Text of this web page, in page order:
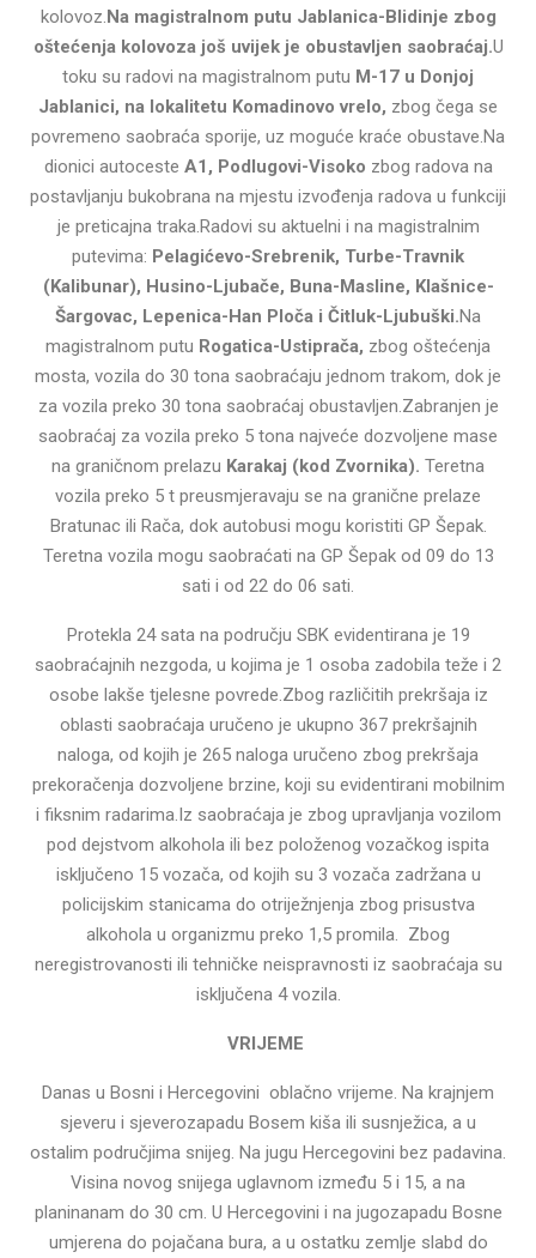
kolovoz. Na magistralnom putu Jablanica-Blidinje zbog
oštećenja kolovoza još uvijek je obustavljen saobraćaj.U
toku su radovi na magistralnom putu M-17 u Donjoj
Jablanici, na lokalitetu Komadinovo vrelo, zbog čega se
povremeno saobraća sporije, uz moguće kraće obustave.Na
dionici autoceste A1, Podlugovi-Visoko zbog radova na
postavljanju bukobrana na mjestu izvođenja radova u funkciji
je preticajna traka.Radovi su aktuelni i na magistralnim
putevima: Pelagićevo-Srebrenik, Turbe-Travnik
(Kalibunar), Husino-Ljubače, Buna-Masline, Klašnice-
Šargovac, Lepenica-Han Ploča i Čitluk-Ljubuški.Na
magistralnom putu Rogatica-Ustiprača, zbog oštećenja
mosta, vozila do 30 tona saobraćaju jednom trakom, dok je
za vozila preko 30 tona saobraćaj obustavljen.Zabranjen je
saobraćaj za vozila preko 5 tona najveće dozvoljene mase
na graničnom prelazu Karakaj (kod Zvornika). Teretna
vozila preko 5 t preusmjeravaju se na granične prelaze
Bratunac ili Rača, dok autobusi mogu koristiti GP Šepak.
Teretna vozila mogu saobraćati na GP Šepak od 09 do 13
sati i od 22 do 06 sati.
Protekla 24 sata na području SBK evidentirana je 19
saobraćajnih nezgoda, u kojima je 1 osoba zadobila teže i 2
osobe lakše tjelesne povrede.Zbog različitih prekršaja iz
oblasti saobraćaja uručeno je ukupno 367 prekršajnih
naloga, od kojih je 265 naloga uručeno zbog prekršaja
prekoračenja dozvoljene brzine, koji su evidentirani mobilnim
i fiksnim radarima.Iz saobraćaja je zbog upravljanja vozilom
pod dejstvom alkohola ili bez položenog vozačkog ispita
isključeno 15 vozača, od kojih su 3 vozača zadržana u
policijskim stanicama do otriježnjenja zbog prisustva
alkohola u organizmu preko 1,5 promila. Zbog
neregistrovanosti ili tehničke neispravnosti iz saobraćaja su
isključena 4 vozila.
VRIJEME
Danas u Bosni i Hercegovini oblačno vrijeme. Na krajnjem
sjeveru i sjeverozapadu Bosem kiša ili susnježica, a u
ostalim područjima snijeg. Na jugu Hercegovini bez padavina.
Visina novog snijega uglavnom između 5 i 15, a na
planinanam do 30 cm. U Hercegovini i na jugozapadu Bosne
umjerena do pojačana bura, a u ostatku zemlje slabd do